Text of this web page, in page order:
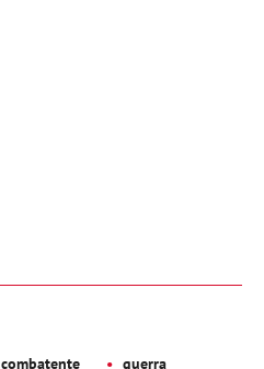
combatente guerra